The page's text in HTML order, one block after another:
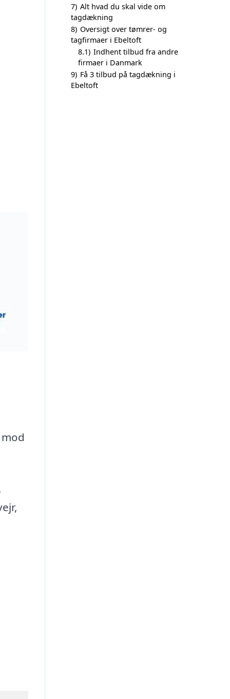
7) Alt hvad du skal vide om
tagdækning
8) Oversigt over tømrer- og
tagfirmaer i Ebeltoft
8.1) Indhent tilbud fra andre
firmaer i Danmark
9) Få 3 tilbud på tagdækning i
Ebeltoft